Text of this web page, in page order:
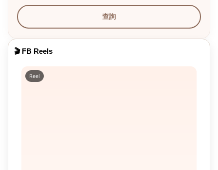
查詢
🎬 FB Reels
Reel